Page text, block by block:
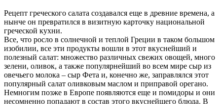
Рецепт греческого салата создавался еще в древние времена, а
нынче он превратился в визитную карточку национальной
греческой кухни.
Все, что росло в солнечной и теплой Греции в таком большом
изобилии, все эти продукты вошли в этот вкуснейший и
полезный салат: множество различных свежих овощей, много
зелени, оливок, а также популярнейший во всем мире сыр из
овечьего молока – сыр Фета и, конечно же, заправлялся этот
популярный салат оливковым маслом и приправой орегано.
Немногим позже в Европе появляются еще и помидоры и они
несомненно попадают в состав этого вкуснейшего блюда. В